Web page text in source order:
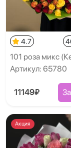
4.7
101 роза микс
Артикул: 65780
11149₽
Акция